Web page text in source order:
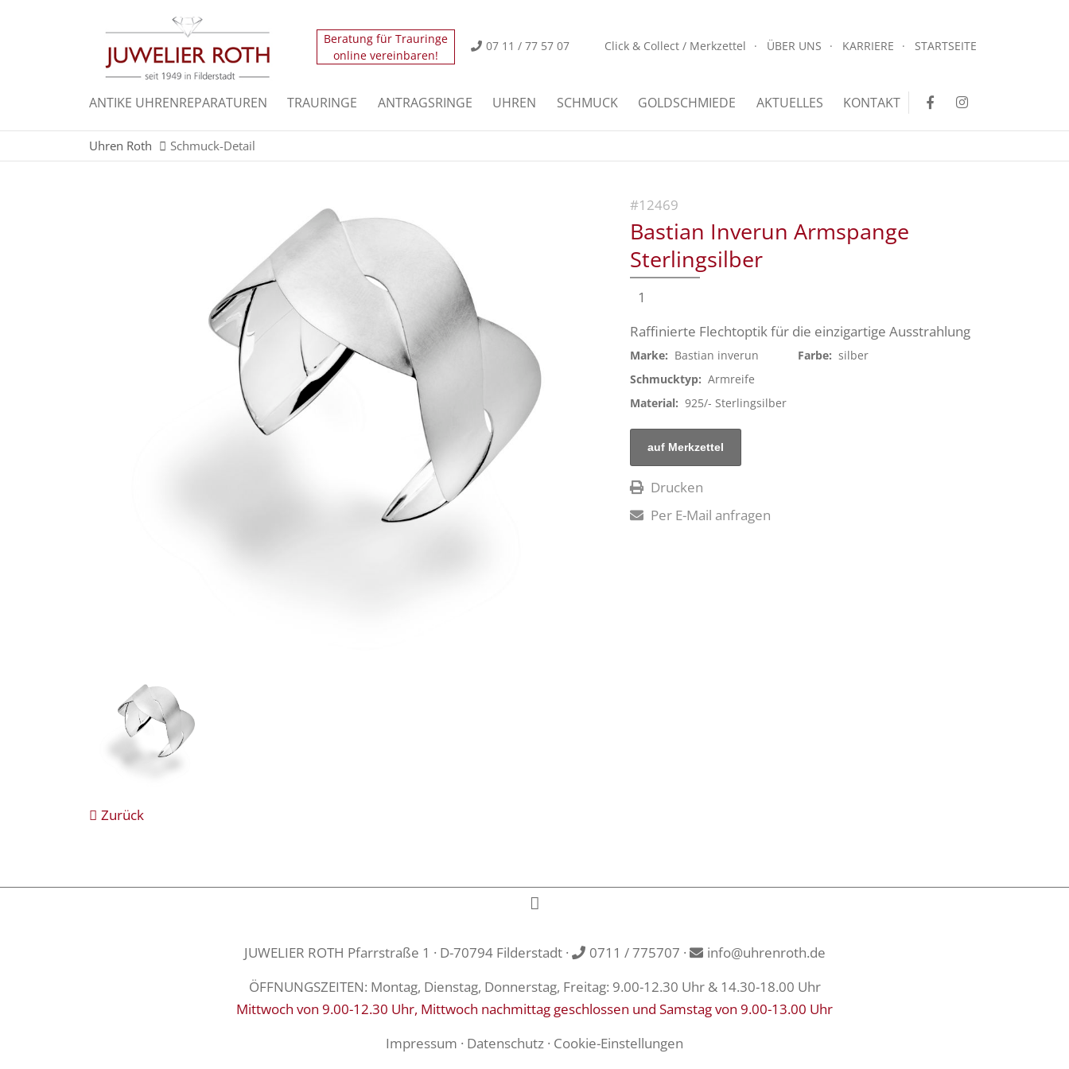
Der Eintrag "offcanvas-col1" existiert leider nicht.
Der Eintrag "offcanvas-col2" existiert leider nicht.
Der Eintrag "offcanvas-col3" existiert leider nicht.
Click & Collect / Merkzettel ÜBER UNS KARRIERE STARTSEITE
07 11 / 77 57 07
Beratung für Trauringe
online vereinbaren!
ANTIKE UHRENREPARATUREN TRAURINGE ANTRAGSRINGE UHREN SCHMUCK GOLDSCHMIEDE AKTUELLES KONTAKT
Uhren Roth Schmuck-Detail
#12469
Bastian Inverun Armspange
Sterlingsilber
1
Raffinierte Flechtoptik für die einzigartige Ausstrahlung
Marke: Bastian inverun
Schmucktyp: Armreife
Material: 925/- Sterlingsilber
Farbe: silber
Drucken
Per E-Mail anfragen
Zurück
JUWELIER ROTH Pfarrstraße 1 · D-70794 Filderstadt · 0711 / 775707 ·
info@uhrenroth.de
ÖFFNUNGSZEITEN: Montag, Dienstag, Donnerstag, Freitag: 9.00-12.30 Uhr & 14.30-18.00 Uhr
Mittwoch von 9.00-12.30 Uhr, Mittwoch nachmittag geschlossen und Samstag von 9.00-13.00 Uhr
Impressum · Datenschutz · Cookie-Einstellungen